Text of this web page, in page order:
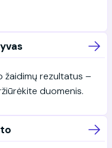
žaidimų rezultatus –
duomenis.